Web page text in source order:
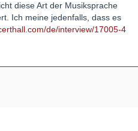
diese Art der Musiksprache
Ich meine jedenfalls, dass es
de/interview/17005-4